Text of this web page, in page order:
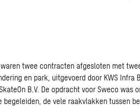
twee contracten afgesloten met
en park, uitgevoerd door KWS Infra
B.V. De opdracht voor Sweco was
de vele raakvlakken tussen